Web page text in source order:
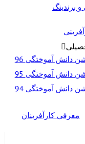
برندینگ
دانش آموختگی 96
دانش آموختگی 95
دانش آموختگی 94
معرفی کارآفرینان